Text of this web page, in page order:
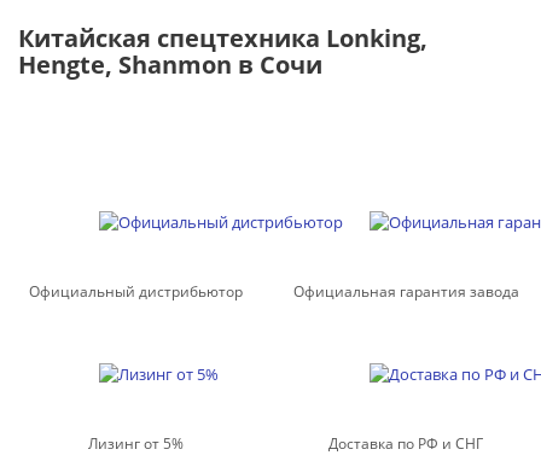
Китайская спецтехника Lonking,
Hengte, Shanmon в Сочи
Официальный дистрибьютор Официальная гарантия завода
Лизинг от 5% Доставка по РФ и СНГ